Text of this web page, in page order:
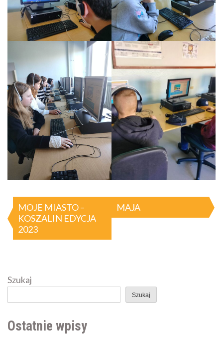
Nawigacja
wpisu
MOJE MIASTO –
KOSZALIN EDYCJA
2023
MAJA
Szukaj
Szukaj
Ostatnie wpisy